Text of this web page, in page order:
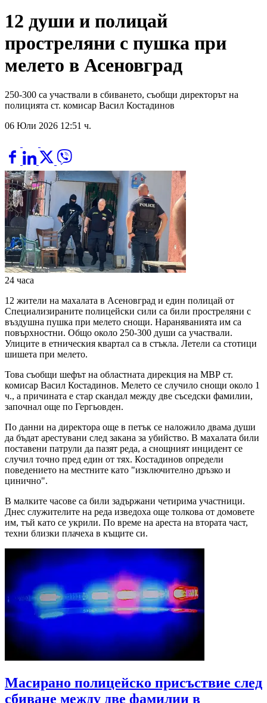
12 души и полицай
простреляни с пушка при
мелето в Асеновград
250-300 са участвали в сбиването, съобщи директорът на
полицията ст. комисар Васил Костадинов
06 Юли 2026 12:51 ч.
24 часа
12 жители на махалата в Асеновград и един полицай от
Специализираните полицейски сили са били простреляни с
въздушна пушка при мелето снощи. Нараняванията им са
повърхностни. Общо около 250-300 души са участвали.
Улиците в етническия квартал са в стъкла. Летели са стотици
шишета при мелето.
Това съобщи шефът на областната дирекция на МВР ст.
комисар Васил Костадинов. Мелето се случило снощи около 1
ч., а причината е стар скандал между две съседски фамилии,
започнал още по Гергьовден.
По данни на директора още в петък се наложило двама души
да бъдат арестувани след закана за убийство. В махалата били
поставени патрули да пазят реда, а снощният инцидент се
случил точно пред един от тях. Костадинов определи
поведението на местните като "изключително дръзко и
цинично".
В малките часове са били задържани четирима участници.
Днес служителите на реда изведоха още толкова от домовете
им, тъй като се укрили. По време на ареста на втората част,
техни близки плачеха в къщите си.
Масирано полицейско присъствие след
сбиване между две фамилии в